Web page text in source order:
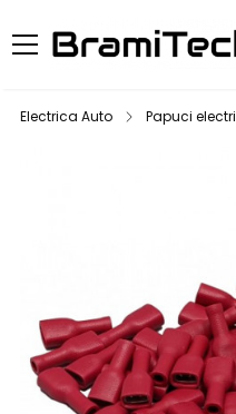
Electrica Auto Papuci